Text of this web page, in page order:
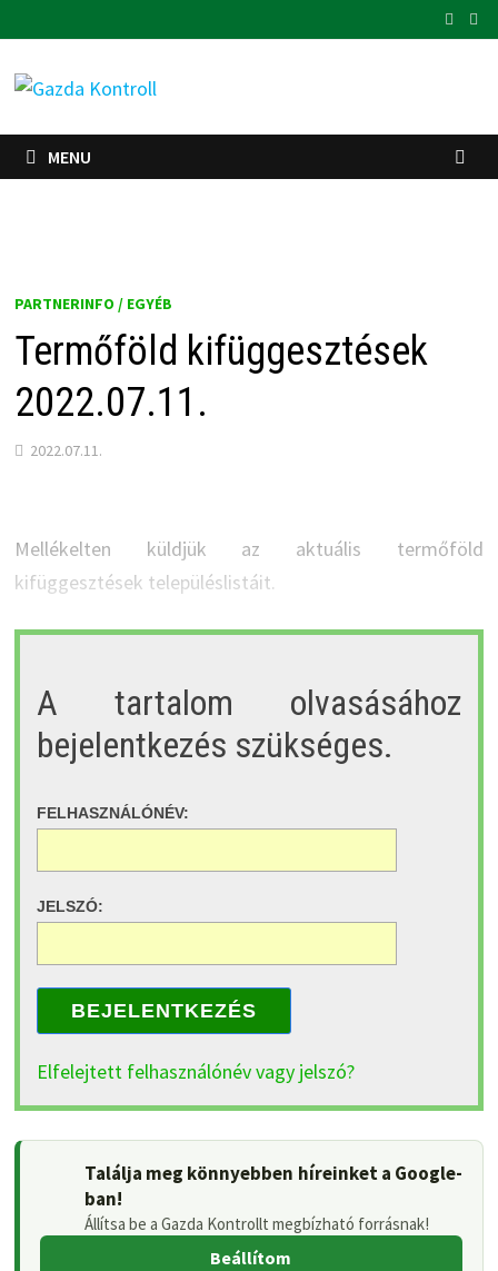
to
content
MENU
PARTNERINFO / EGYÉB
Termőföld kifüggesztések
2022.07.11.
2022.07.11.
Mellékelten küldjük az aktuális termőföld
kifüggesztések településlistáit.
A tartalom olvasásához
bejelentkezés szükséges.
FELHASZNÁLÓNÉV:
JELSZÓ:
BEJELENTKEZÉS
Elfelejtett felhasználónév vagy jelszó?
Találja meg könnyebben híreinket a Google-
ban!
Állítsa be a Gazda Kontrollt megbízható forrásnak!
Beállítom